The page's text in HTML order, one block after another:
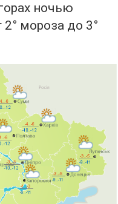
ночью
мороза до 3°